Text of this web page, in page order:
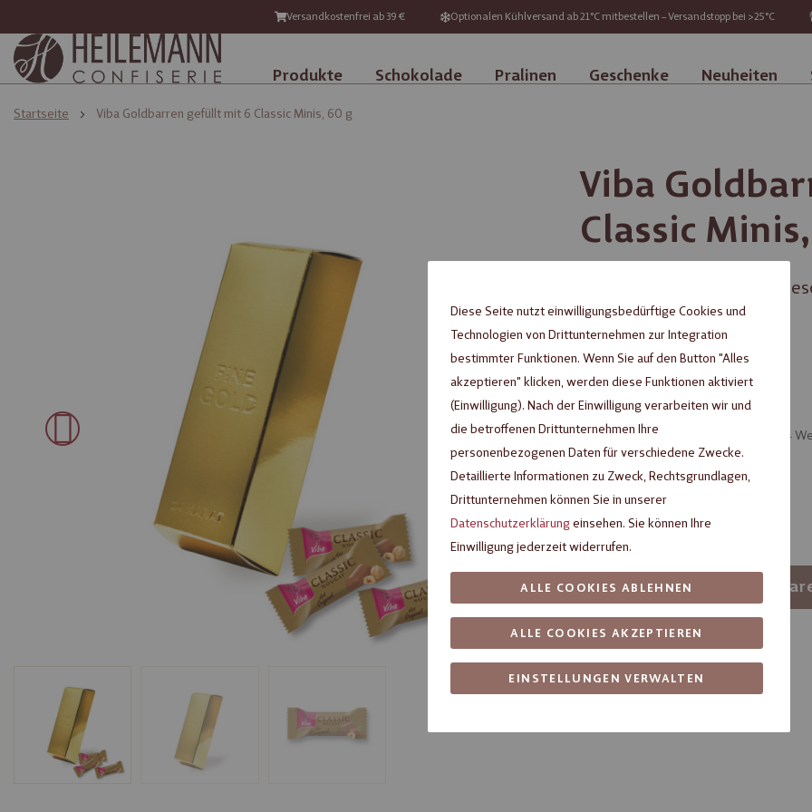
Versandkostenfrei ab 39 € Optionalen Kühlversand ab 21°C mitbestellen – Versandstopp bei >25°C
Produkte Schokolade Pralinen Geschenke Neuheiten
Startseite Viba Goldbarren gefüllt mit 6 Classic Minis, 60 g
Viba
Classic
3,50 €
Haselnussnougat in edler
Inhalt: 0,060 kg (58,33 €/ 1 kg)
Artikel verfügbar, Lieferzeit ca. 3 – 4
Verpackungseinheit
- + In den
Artikelnummer: 56081063
Fragen zum Produkt?
Diese Seite nutzt einwilligungsbedürftige Cookies und
Technologien von Drittunternehmen zur Integration
bestimmter Funktionen. Wenn Sie auf den Button "Alles
akzeptieren" klicken, werden diese Funktionen aktiviert
(Einwilligung). Nach der Einwilligung verarbeiten wir und
die betroffenen Drittunternehmen Ihre
personenbezogenen Daten für verschiedene Zwecke.
Detaillierte Informationen zu Zweck, Rechtsgrundlagen,
Drittunternehmen können Sie in unserer
Datenschutzerklärungeinsehen. Sie können Ihre
Einwilligung jederzeit widerrufen.
EINSTELLUNGEN VERWALTEN
ALLE COOKIES AKZEPTIEREN
ALLE COOKIES ABLEHNEN